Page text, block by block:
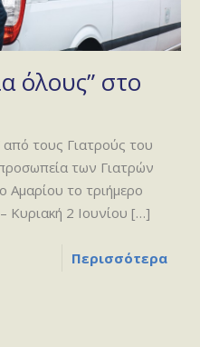
όλους” στο
τους Γιατρούς του
των Γιατρών
το τριήμερο
Κυριακή 2 Ιουνίου […]
Περισσότερα